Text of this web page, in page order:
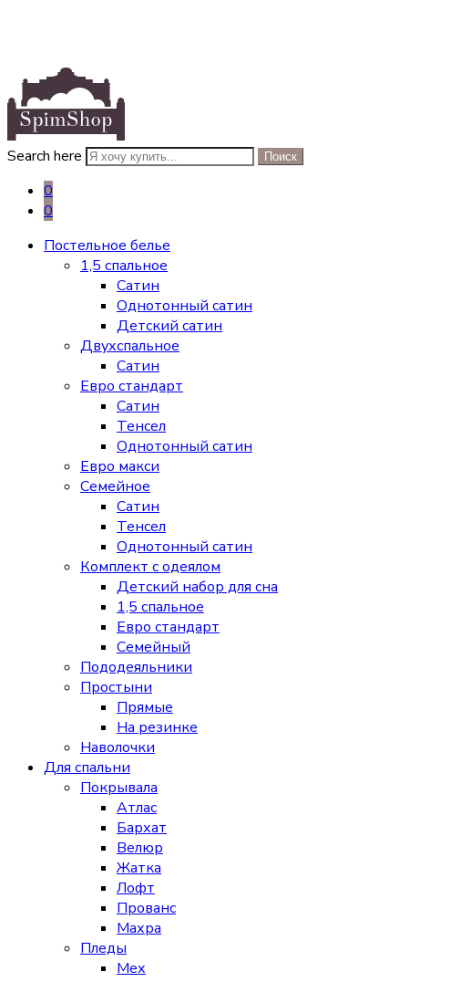
Search here Поиск
0
0
Постельное белье
1,5 спальное
Сатин
Однотонный сатин
Детский сатин
Двухспальное
Сатин
Евро стандарт
Сатин
Тенсел
Однотонный сатин
Евро макси
Семейное
Сатин
Тенсел
Однотонный сатин
Комплект с одеялом
Детский набор для сна
1,5 спальное
Евро стандарт
Семейный
Пододеяльники
Простыни
Прямые
На резинке
Наволочки
Для спальни
Покрывала
Атлас
Бархат
Велюр
Жатка
Лофт
Прованс
Махра
Пледы
Мех